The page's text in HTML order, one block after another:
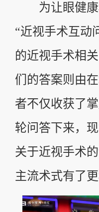
为让眼健康
“近视手术互动
的近视手术相
们的答案则由
者不仅收获了
轮问答下来，
关于近视手术
主流术式有了